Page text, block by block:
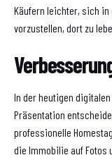
Käufern leichter, sich
vorzustellen, dort zu
In der heutigen
Präsentation
professionelle
die Immobilie auf Fotos